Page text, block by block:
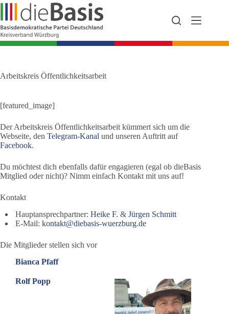
Zum
springen
Arbeitskreis Öffentlichkeitsarbeit
[featured_image]
Der Arbeitskreis Öffentlichkeitsarbeit kümmert sich um die
Webseite, den Telegram-Kanal und unseren Auftritt auf
Facebook.
Du möchtest dich ebenfalls dafür engagieren (egal ob dieBasis
Mitglied oder nicht)? Nimm einfach Kontakt mit uns auf!
Kontakt
Hauptansprechpartner:Heike F. &Jürgen Schmitt
E-Mail:kontakt@diebasis-wuerzburg.de
Die Mitglieder stellen sich vor
Bianca Pfaff
Rolf Popp